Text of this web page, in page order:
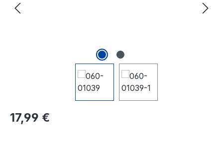
Regulärer Preis:
17,99 €